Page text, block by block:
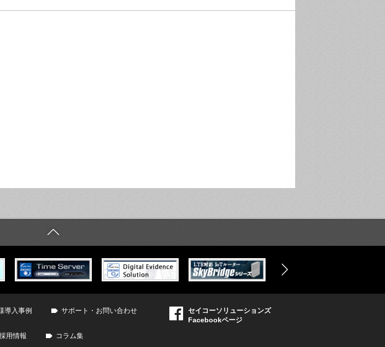
導入事例 サポート・お問い合わせ
用情報 コラム集
セイコーソリューションズ
Facebookページ